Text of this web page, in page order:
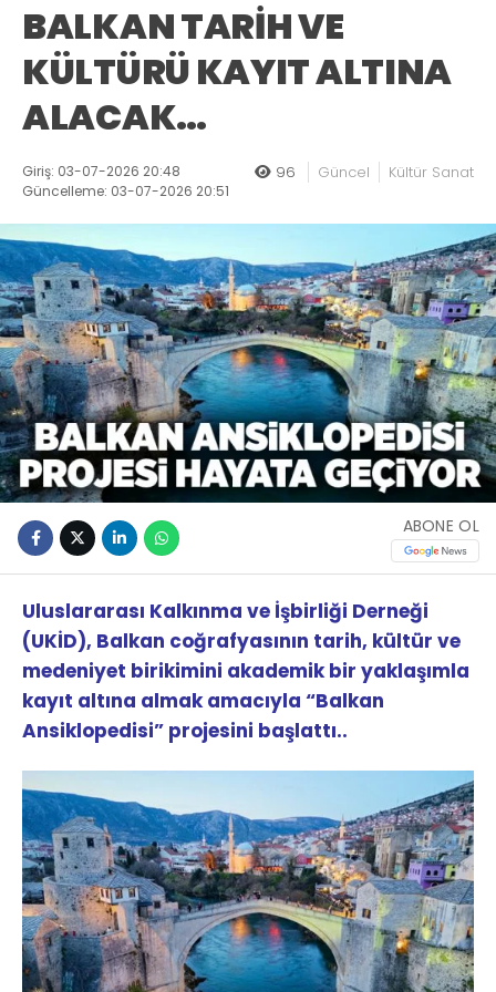
BALKAN TARİH VE
KÜLTÜRÜ KAYIT ALTINA
ALACAK…
Giriş: 03-07-2026 20:48
Güncelleme: 03-07-2026 20:51
96 Güncel Kültür Sanat
ABONE OL
Uluslararası Kalkınma ve İşbirliği Derneği
(UKİD), Balkan coğrafyasının tarih, kültür ve
medeniyet birikimini akademik bir yaklaşımla
kayıt altına almak amacıyla “Balkan
Ansiklopedisi” projesini başlattı..